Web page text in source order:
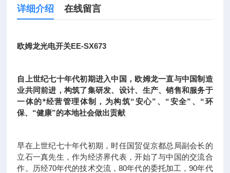
详细介绍 在线留言
欧姆龙光电开关EE-SX673
自上世纪七十年代初期进入中国，欧姆龙一直与中国制造
业共同前进，构筑了集研发、设计、生产、销售和服务于
一体的*经营管理体制，为构筑“安心”、“安全”、“环
保、“健康”的本地社会做出贡献
早在上世纪七十年代初期，时任国贸促京都总局副会长的
立石一真先生，作为经济界代表，开始了与中国的交流合
作。历经70年代的技术交流，80年代的委托加工，90年代